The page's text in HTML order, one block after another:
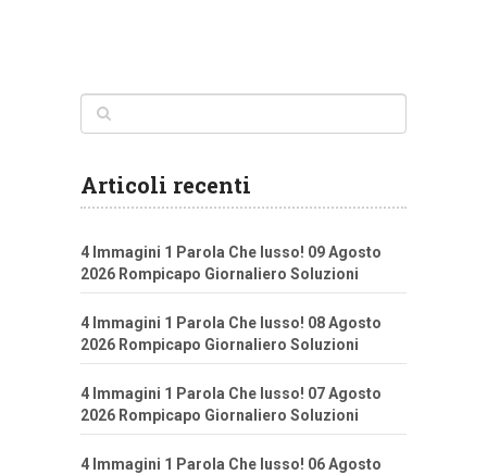
Articoli recenti
4 Immagini 1 Parola Che lusso! 09 Agosto
2026 Rompicapo Giornaliero Soluzioni
4 Immagini 1 Parola Che lusso! 08 Agosto
2026 Rompicapo Giornaliero Soluzioni
4 Immagini 1 Parola Che lusso! 07 Agosto
2026 Rompicapo Giornaliero Soluzioni
4 Immagini 1 Parola Che lusso! 06 Agosto